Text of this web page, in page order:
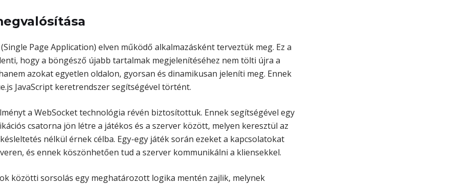
(Single Page Application) elven működő alkalmazásként terveztük meg. Ez a
hogy a böngésző újabb tartalmak megjelenítéséhez nem tölti újra a
azokat egyetlen oldalon, gyorsan és dinamikusan jeleníti meg. Ennek
JavaScript keretrendszer segítségével történt.
a WebSocket technológia révén biztosítottuk. Ennek segítségével egy
csatorna jön létre a játékos és a szerver között, melyen keresztül az
nélkül érnek célba. Egy-egy játék során ezeket a kapcsolatokat
és ennek köszönhetően tud a szerver kommunikálni a kliensekkel.
közötti sorsolás egy meghatározott logika mentén zajlik, melynek